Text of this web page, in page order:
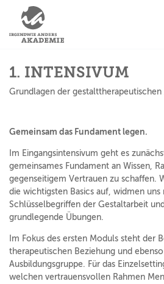
NAVIGATION ÜBERSPRINGEN
STARTSEITE
AUSBILDUNGEN
AUSBILDER
1. INTENSIVUM
Grundlagen der gestalttherapeutischen
Gemeinsam das Fundament legen.
Im Eingangsintensivum geht es
gemeinsames Fundament an Wissen,
gegenseitigem Vertrauen zu schaffen.
die wichtigsten Basics auf, widmen
Schlüsselbegriffen der Gestaltarbeit
grundlegende Übungen.
Im Fokus des ersten Moduls steht der
therapeutischen Beziehung und
Ausbildungsgruppe. Für das
welchen vertrauensvollen Rahmen